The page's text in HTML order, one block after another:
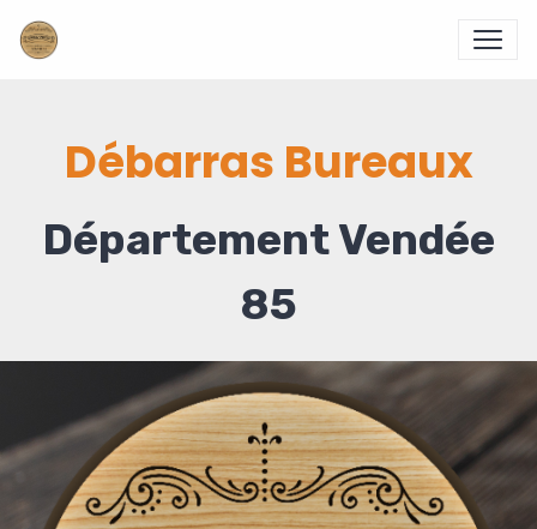
Débarras Bureaux
Département Vendée
85